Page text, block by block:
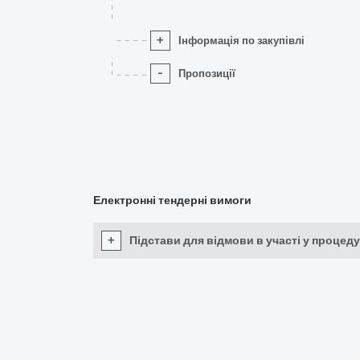
+ Інформація по закупівлі
- Пропозиції
Електронні тендерні вимоги
+ Підстави для відмови в участі у